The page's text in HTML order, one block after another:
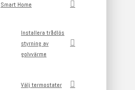
Smart Home
Installera trådlös
styrning av
golvvärme
Välj termostater